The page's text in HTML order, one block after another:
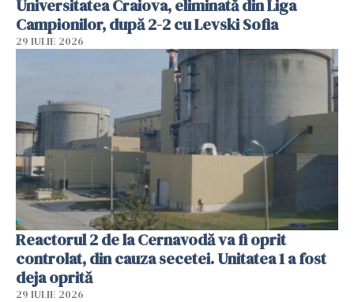
Universitatea Craiova, eliminată din Liga
Campionilor, după 2-2 cu Levski Sofia
29 IULIE 2026
Reactorul 2 de la Cernavodă va fi oprit
controlat, din cauza secetei. Unitatea 1 a fost
deja oprită
29 IULIE 2026